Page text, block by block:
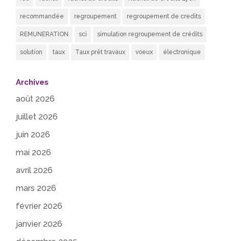
recommandée regroupement regroupement de credits
REMUNERATION sci simulation regroupement de crédits
solution taux Taux prêt travaux voeux électronique
Archives
août 2026
juillet 2026
juin 2026
mai 2026
avril 2026
mars 2026
février 2026
janvier 2026